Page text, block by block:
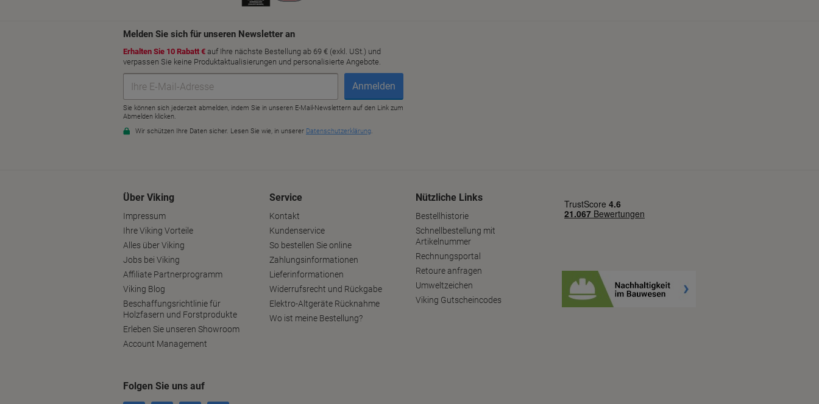
Über Viking
Impressum
Ihre Viking Vorteile
Alles über Viking
Jobs bei Viking
Affiliate Partnerprogramm
Viking Blog
Beschaffungsrichtlinie für
Holzfasern und Forstprodukte
Erleben Sie unseren Showroom
Account Management
Service
Kontakt
Kundenservice
So bestellen Sie online
Zahlungsinformationen
Lieferinformationen
Widerrufsrecht und Rückgabe
Elektro-Altgeräte Rücknahme
Wo ist meine Bestellung?
Nützliche Links
Bestellhistorie
Schnellbestellung mit
Artikelnummer
Rechnungsportal
Retoure anfragen
Umweltzeichen
Viking Gutscheincodes
Folgen Sie uns auf